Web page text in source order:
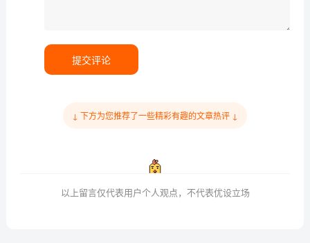
提交评论
↓ 下方为您推荐了一些精彩有趣的文章热评 ↓
以上留言仅代表用户个人观点，不代表优设立场